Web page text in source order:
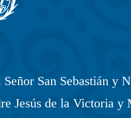
San Sebastián y
Jesús de la Victoria y